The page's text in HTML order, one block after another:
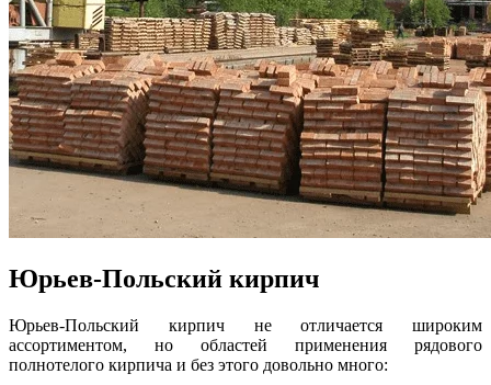
Юрьев-Польский кирпич
Юрьев-Польский кирпич не отличается широким
ассортиментом, но областей применения рядового
полнотелого кирпича и без этого довольно много: